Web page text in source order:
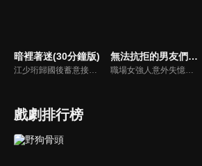
暗裡著迷(30分鐘版)
江少珩歸國後蓄意接近服裝設計師蘇半夏，直到衛高陽暴露出江少珩接近蘇半夏的真實目的，蘇半夏深覺背叛而與江少珩分手。而已經無法離開蘇半夏的江少珩，用真心再次追回蘇半夏，上演追妻火葬場並重歸於好。之後，兩人查清當年真相，最終衛氏姐弟雙雙落網，一切塵埃落定。
無法抗拒的男友們(30分鐘版)
職場女強人意外失憶後重啟人生，一覺醒來，竟與公司老闆、部門總監、實習生三人同時「戀愛」。通過這甜蜜浪漫、驚險刺激又難以抉擇的感情生活後，最終發現愛情真正的意義。
戲劇排行榜